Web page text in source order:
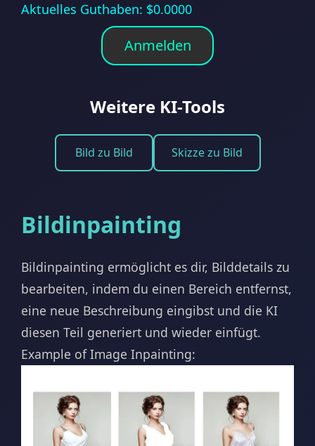
Aktuelles Guthaben: $0.0000
Anmelden
Weitere KI-Tools
Bild zu Bild Skizze zu Bild
Bildinpainting
Bildinpainting ermöglicht es dir, Bilddetails zu
bearbeiten, indem du einen Bereich entfernst,
eine neue Beschreibung eingibst und die KI
diesen Teil generiert und wieder einfügt.
Example of Image Inpainting: